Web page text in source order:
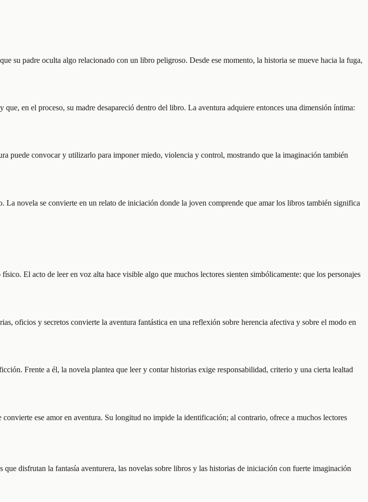
su padre oculta algo relacionado con un libro peligroso. Desde ese momento, la historia se mueve hacia la fuga,
en el proceso, su madre desapareció dentro del libro. La aventura adquiere entonces una dimensión íntima:
puede convocar y utilizarlo para imponer miedo, violencia y control, mostrando que la imaginación también
novela se convierte en un relato de iniciación donde la joven comprende que amar los libros también significa
El acto de leer en voz alta hace visible algo que muchos lectores sienten simbólicamente: que los personajes
oficios y secretos convierte la aventura fantástica en una reflexión sobre herencia afectiva y sobre el modo en
Frente a él, la novela plantea que leer y contar historias exige responsabilidad, criterio y una cierta lealtad
ese amor en aventura. Su longitud no impide la identificación; al contrario, ofrece a muchos lectores
disfrutan la fantasía aventurera, las novelas sobre libros y las historias de iniciación con fuerte imaginación